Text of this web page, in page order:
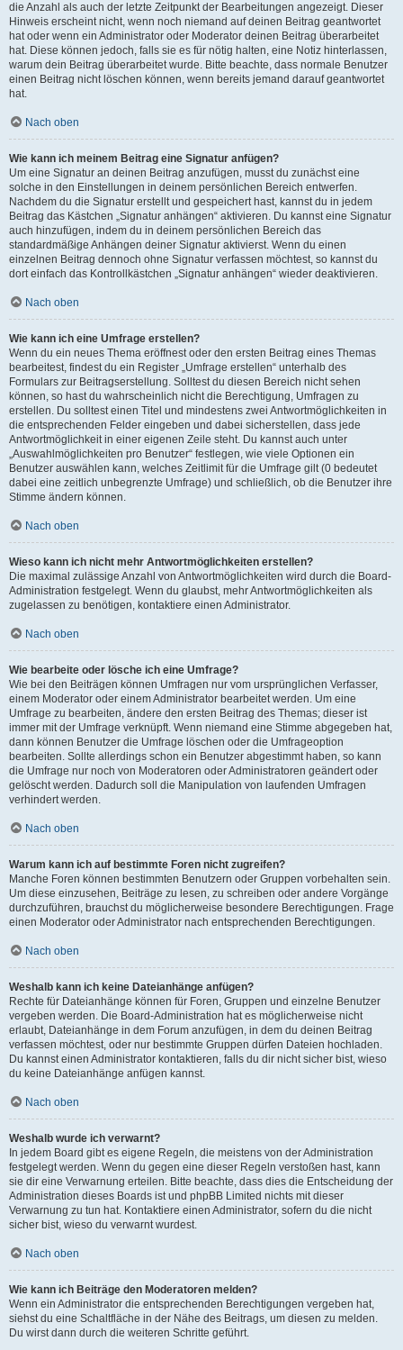
die Anzahl als auch der letzte Zeitpunkt der Bearbeitungen angezeigt. Dieser
Hinweis erscheint nicht, wenn noch niemand auf deinen Beitrag geantwortet
hat oder wenn ein Administrator oder Moderator deinen Beitrag überarbeitet
hat. Diese können jedoch, falls sie es für nötig halten, eine Notiz hinterlassen,
warum dein Beitrag überarbeitet wurde. Bitte beachte, dass normale Benutzer
einen Beitrag nicht löschen können, wenn bereits jemand darauf geantwortet
hat.
Nach oben
Wie kann ich meinem Beitrag eine Signatur anfügen?
Um eine Signatur an deinen Beitrag anzufügen, musst du zunächst eine
solche in den Einstellungen in deinem persönlichen Bereich entwerfen.
Nachdem du die Signatur erstellt und gespeichert hast, kannst du in jedem
Beitrag das Kästchen „Signatur anhängen“ aktivieren. Du kannst eine Signatur
auch hinzufügen, indem du in deinem persönlichen Bereich das
standardmäßige Anhängen deiner Signatur aktivierst. Wenn du einen
einzelnen Beitrag dennoch ohne Signatur verfassen möchtest, so kannst du
dort einfach das Kontrollkästchen „Signatur anhängen“ wieder deaktivieren.
Nach oben
Wie kann ich eine Umfrage erstellen?
Wenn du ein neues Thema eröffnest oder den ersten Beitrag eines Themas
bearbeitest, findest du ein Register „Umfrage erstellen“ unterhalb des
Formulars zur Beitragserstellung. Solltest du diesen Bereich nicht sehen
können, so hast du wahrscheinlich nicht die Berechtigung, Umfragen zu
erstellen. Du solltest einen Titel und mindestens zwei Antwortmöglichkeiten in
die entsprechenden Felder eingeben und dabei sicherstellen, dass jede
Antwortmöglichkeit in einer eigenen Zeile steht. Du kannst auch unter
„Auswahlmöglichkeiten pro Benutzer“ festlegen, wie viele Optionen ein
Benutzer auswählen kann, welches Zeitlimit für die Umfrage gilt (0 bedeutet
dabei eine zeitlich unbegrenzte Umfrage) und schließlich, ob die Benutzer ihre
Stimme ändern können.
Nach oben
Wieso kann ich nicht mehr Antwortmöglichkeiten erstellen?
Die maximal zulässige Anzahl von Antwortmöglichkeiten wird durch die Board-
Administration festgelegt. Wenn du glaubst, mehr Antwortmöglichkeiten als
zugelassen zu benötigen, kontaktiere einen Administrator.
Nach oben
Wie bearbeite oder lösche ich eine Umfrage?
Wie bei den Beiträgen können Umfragen nur vom ursprünglichen Verfasser,
einem Moderator oder einem Administrator bearbeitet werden. Um eine
Umfrage zu bearbeiten, ändere den ersten Beitrag des Themas; dieser ist
immer mit der Umfrage verknüpft. Wenn niemand eine Stimme abgegeben hat,
dann können Benutzer die Umfrage löschen oder die Umfrageoption
bearbeiten. Sollte allerdings schon ein Benutzer abgestimmt haben, so kann
die Umfrage nur noch von Moderatoren oder Administratoren geändert oder
gelöscht werden. Dadurch soll die Manipulation von laufenden Umfragen
verhindert werden.
Nach oben
Warum kann ich auf bestimmte Foren nicht zugreifen?
Manche Foren können bestimmten Benutzern oder Gruppen vorbehalten sein.
Um diese einzusehen, Beiträge zu lesen, zu schreiben oder andere Vorgänge
durchzuführen, brauchst du möglicherweise besondere Berechtigungen. Frage
einen Moderator oder Administrator nach entsprechenden Berechtigungen.
Nach oben
Weshalb kann ich keine Dateianhänge anfügen?
Rechte für Dateianhänge können für Foren, Gruppen und einzelne Benutzer
vergeben werden. Die Board-Administration hat es möglicherweise nicht
erlaubt, Dateianhänge in dem Forum anzufügen, in dem du deinen Beitrag
verfassen möchtest, oder nur bestimmte Gruppen dürfen Dateien hochladen.
Du kannst einen Administrator kontaktieren, falls du dir nicht sicher bist, wieso
du keine Dateianhänge anfügen kannst.
Nach oben
Weshalb wurde ich verwarnt?
In jedem Board gibt es eigene Regeln, die meistens von der Administration
festgelegt werden. Wenn du gegen eine dieser Regeln verstoßen hast, kann
sie dir eine Verwarnung erteilen. Bitte beachte, dass dies die Entscheidung der
Administration dieses Boards ist und phpBB Limited nichts mit dieser
Verwarnung zu tun hat. Kontaktiere einen Administrator, sofern du die nicht
sicher bist, wieso du verwarnt wurdest.
Nach oben
Wie kann ich Beiträge den Moderatoren melden?
Wenn ein Administrator die entsprechenden Berechtigungen vergeben hat,
siehst du eine Schaltfläche in der Nähe des Beitrags, um diesen zu melden.
Du wirst dann durch die weiteren Schritte geführt.